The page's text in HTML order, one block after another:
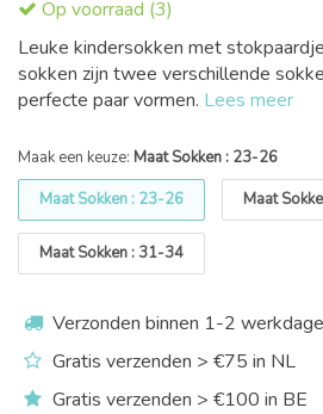
Op voorraad (3)
Leuke kindersokken met
sokken zijn twee verschillende
perfecte paar vormen. Lees meer
Maak een keuze: Maat Sokken : 23-26
Maat Sokken : 23-26
Maat
Maat Sokken : 31-34
Verzonden binnen 1-2
Gratis verzenden > €75 in NL
Gratis verzenden > €100 in BE